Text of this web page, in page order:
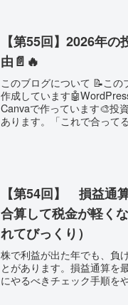
【第55回】2026年
由📄🔥
このブログについて 📝こ
作成しています
Canvaで作っています🎨投
あります。「これで合って
【第54回】 損益通
合算して税金が軽く
れてびっくり）
株で利益が出た年でも、負
とがあります。損益通算を
にやるべきチェック手順を